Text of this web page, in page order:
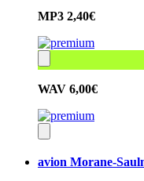
MP3 2,40€
WAV 6,00€
avion Morane-